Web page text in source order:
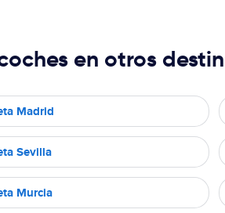
en otros
Madrid
Sevilla
Murcia